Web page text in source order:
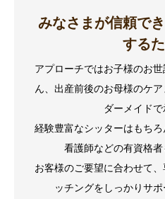
みなさまが信頼で
する
アプローチではお子様のお
ん、出産前後のお母様のケ
ダーメイドで
経験豊富なシッターはもち
看護師などの有資格者
お客様のご要望に合わせて
ッチングをしっかりサポ